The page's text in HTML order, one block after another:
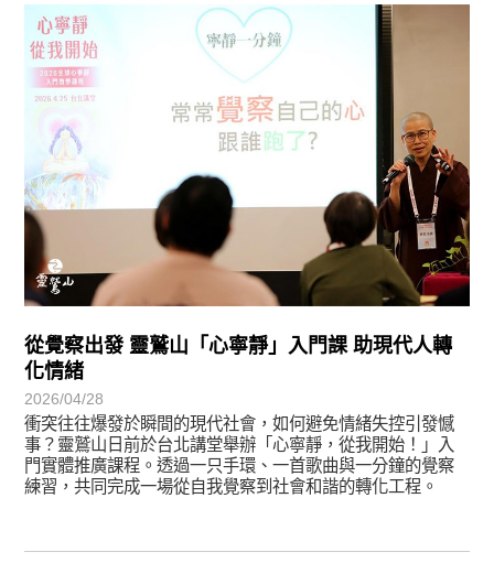
從覺察出發 靈鷲山「心寧靜」入門課 助現代人轉
化情緒
2026/04/28
衝突往往爆發於瞬間的現代社會，如何避免情緒失控引發憾
事？靈鷲山日前於台北講堂舉辦「心寧靜，從我開始！」入
門實體推廣課程。透過一只手環、一首歌曲與一分鐘的覺察
練習，共同完成一場從自我覺察到社會和諧的轉化工程。